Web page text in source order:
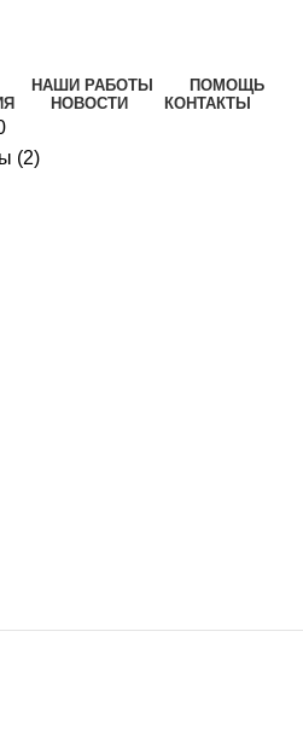
НАШИ РАБОТЫ
ПОМОЩЬ
НОВОСТИ КОНТАКТЫ
(2)Цены: